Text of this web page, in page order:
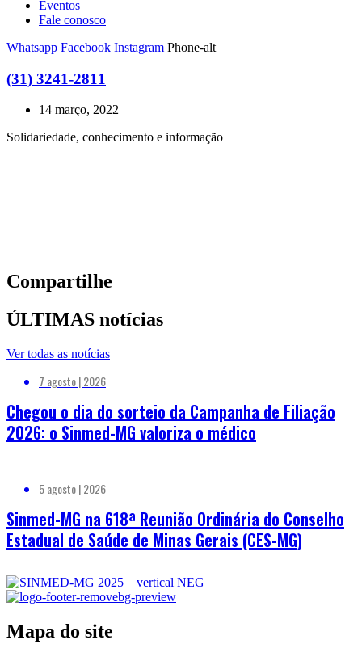
Eventos
Fale conosco
Whatsapp Facebook Instagram Phone-alt
(31) 3241-2811
14 março, 2022
Solidariedade, conhecimento e informação
Compartilhe
ÚLTIMAS notícias
Ver todas as notícias
7 agosto | 2026
Chegou o dia do sorteio da Campanha de Filiação
2026: o Sinmed-MG valoriza o médico
5 agosto | 2026
Sinmed-MG na 618ª Reunião Ordinária do Conselho
Estadual de Saúde de Minas Gerais (CES-MG)
Mapa do site